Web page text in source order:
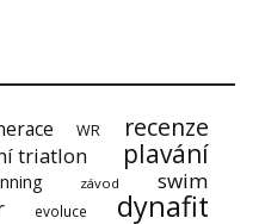
WR recenze
triatlon plavání
závod swim
evoluce dynafit